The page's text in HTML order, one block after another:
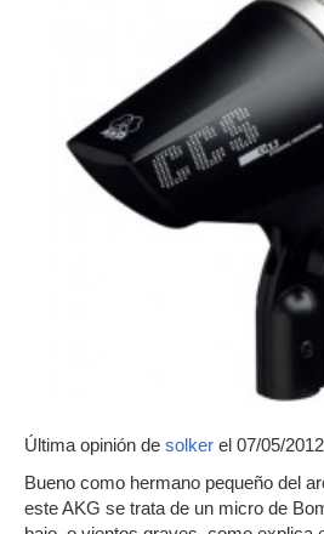
Última opinión de solker el 07/05/2012
Bueno como hermano pequeño del
este AKG se trata de un micro de